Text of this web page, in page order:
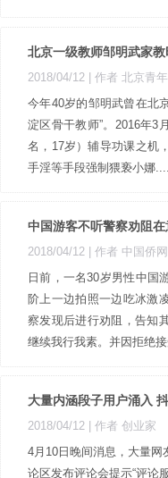
北京一级教师邹明武家
2018/04/12
| 作者 北京青
今年40岁的邹明武曾在北
淀区骨干教师”。2016年3
名，17岁）辅导功课之机
手淫等手段强制猥亵小娜
中国游客不听警察劝阻
2018/04/12
| 作者 中国侨网
日前，一名30岁男性中国
阶上一边拍照一边吃冰激
察发现后进行劝阻，告知
继续我行我素。并因拒绝
大量内涵段子用户涌入
2018/04/12
| 作者 创业家 ​​​​
4月10日晚间消息，大量
论区发布评论会提示“评论